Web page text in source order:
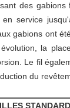
des
service
gabions ont
la
Le fil
du